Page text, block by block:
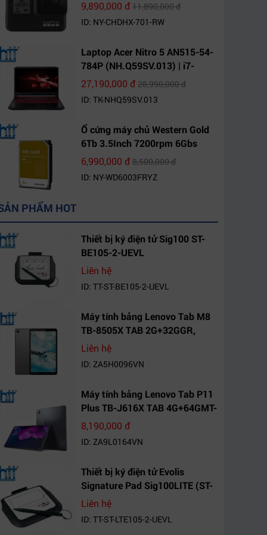
9,890,000 đ11,890,000 đ
ID: NY-CHDHX-701-RW
Laptop Acer Nitro 5 AN515-54-
784P (NH.Q59SV.013) | i7-
9750H | 8GB DDR4 | 1TB HDD |
FHD IPS | Win10
27,190,000 đ28,990,000 đ
ID: TK-NHQ59SV.013
Ổ cứng máy chủ Western Gold
6Tb 3.5Inch 7200rpm 6Gbs
256Mb SATA (WD6003FRYZ)
6,990,000 đ8,500,000 đ
ID: NY-WD6003FRYZ
PHẨM HOT
Thiết bị ký điện tử Sig100 ST-
BE105-2-UEVL
Liên hệ
ID: TT-ST-BE105-2-UEVL
Máy tính bảng Lenovo Tab M8
TB-8505X TAB 2G+32GGR,
VN_ZA5H0096VN
Liên hệ
ID: ZA5H0096VN
Máy tính bảng Lenovo Tab P11
Plus TB-J616X TAB 4G+64GMT-
VN Xanh Mòng
8,190,000 đ
ID: ZA9L0164VN
Thiết bị ký điện tử Evolis
Signature Pad Sig100LITE (ST-
LTE105-2-UEVL)
Liên hệ
ID: TT-ST-LTE105-2-UEVL